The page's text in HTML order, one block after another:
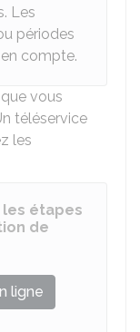
Les
périodes
compte.
que vous
téléservice
les
les étapes
de
ligne